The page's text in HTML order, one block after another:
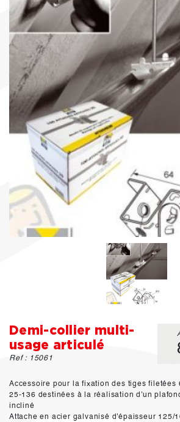
Demi-collier multi-
usage articulé
Ref : 15061
Accessoire pour la fixation des tiges filetées
25-136 destinées à la réalisation d'un
incliné
Attache en acier galvanisé d'épaisseur 125/